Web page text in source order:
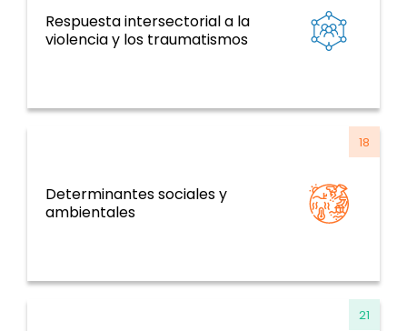
Respuesta intersectorial a la
violencia y los traumatismos
ENT y factores de riesgo, salud mental,
violencia y traumatismo
Determinantes sociales y
ambientales
18
Determinantes de la salud y temas
21